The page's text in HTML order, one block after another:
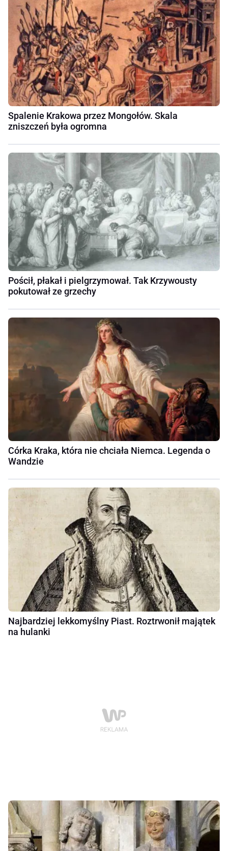
Spalenie Krakowa przez Mongołów. Skala
zniszczeń była ogromna
Pościł, płakał i pielgrzymował. Tak Krzywousty
pokutował ze grzechy
Córka Kraka, która nie chciała Niemca. Legenda o
Wandzie
Najbardziej lekkomyślny Piast. Roztrwonił majątek
na hulanki